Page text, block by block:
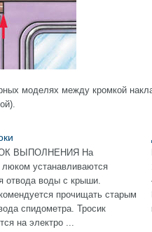
моделях между кромкой
ВЫПОЛНЕНИЯ На
устанавливаются
отвода воды с крыши.
прочищать старым
спидометра. Тросик
на электро ...